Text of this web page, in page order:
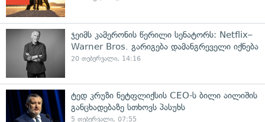
ჯეიმს კამერონის წერილი სენატორს: Netflix–
Warner Bros. გარიგება დამანგრეველი იქნება
20 თებერვალი, 14:16
ტედ კრუზი ნეტფლიქსის CEO-ს ბილი აილიშის
განცხადებაზე სთხოვს პასუხს
5 თებერვალი, 07:55